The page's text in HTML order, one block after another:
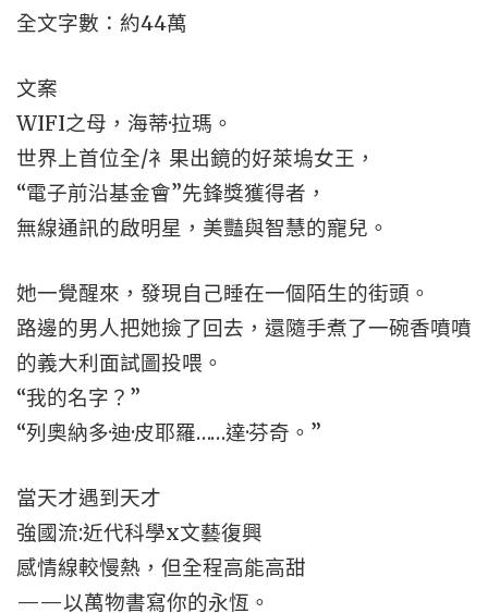
全文字數：約44萬
文案
WIFI之母，海蒂·拉瑪。
世界上首位全/衤果出鏡的好萊塢女王，
“電子前沿基金會”先鋒獎獲得者，
無線通訊的啟明星，美豔與智慧的寵兒。
她一覺醒來，發現自己睡在一個陌生的街頭。
路邊的男人把她撿了回去，還隨手煮了一碗香噴噴
的義大利面試圖投喂。
“我的名字？”
“列奧納多·迪·皮耶羅……達·芬奇。”
當天才遇到天才
強國流:近代科學x文藝復興
感情線較慢熱，但全程高能高甜
——以萬物書寫你的永恆。